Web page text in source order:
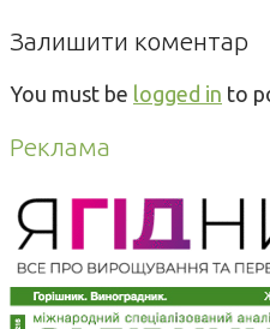
Залишити коментар
You must be logged in to
Реклама